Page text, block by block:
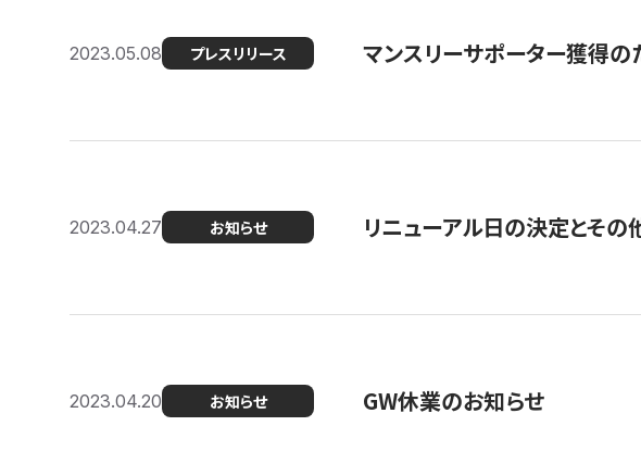
2023.05.08 プレスリリース マンスリーサポーター獲得
2023.04.27 お知らせ リニューアル日の決定とその
2023.04.20 お知らせ GW休業のお知らせ